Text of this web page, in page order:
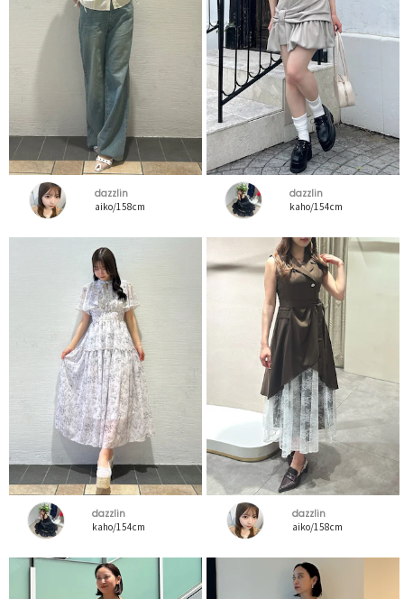
dazzlin
aiko/158cm
dazzlin
kaho/154cm
dazzlin
kaho/154cm
dazzlin
aiko/158cm